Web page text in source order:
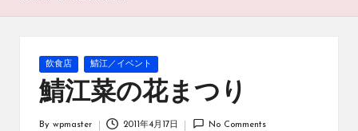
Posted
in
飲食店 鯖江／イベント
鯖江菜の花まつり
By wpmaster 2011年4月17日 No Comments